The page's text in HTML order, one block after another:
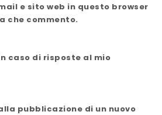
e sito web in questo browser
che commento.
caso di risposte al mio
pubblicazione di un nuovo